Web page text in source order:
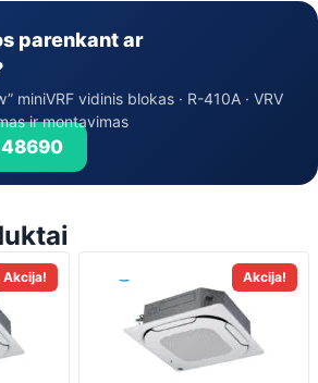
parenkant ar
miniVRF vidinis blokas · R-410A · VRV
ir montavimas
Akcija! Akcija!